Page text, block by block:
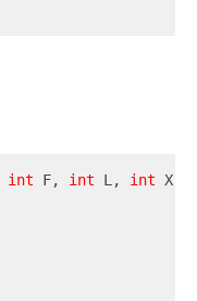
int F, int L, int X)